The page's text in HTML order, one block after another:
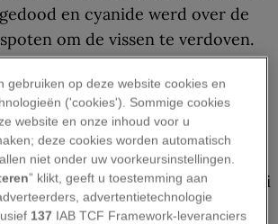
en cyanide werd over de
om de vissen te verdoven.
van het rif doodden de vissers
er hun eieren.
BEKIJK GALERIJ
gebruiken op deze website cookies en
('cookies'). Sommige cookies
website en onze inhoud voor u
deze cookies worden automatisch
niet onder uw voorkeursinstellingen.
” klikt, geeft u toestemming aan
advertentietechnologie
137 IAB TCF Framework-leveranciers